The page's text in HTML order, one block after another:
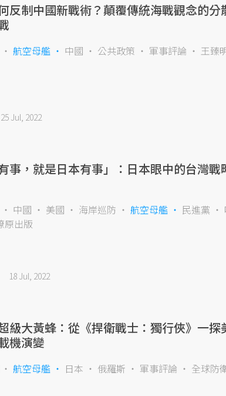
反制中國新戰術？顛覆傳統海戰觀念的分
航空母艦 中國 公共政策 軍事評論 王臻
25 Jul, 2022
有事，就是日本有事」：日本眼中的台灣戰
中國 美國 海岸巡防 航空母艦 民進黨
原出版
18 Jul, 2022
級大黃蜂：從《捍衛戰士：獨行俠》一探
機演變
航空母艦 日本 俄羅斯 軍事評論
全球防